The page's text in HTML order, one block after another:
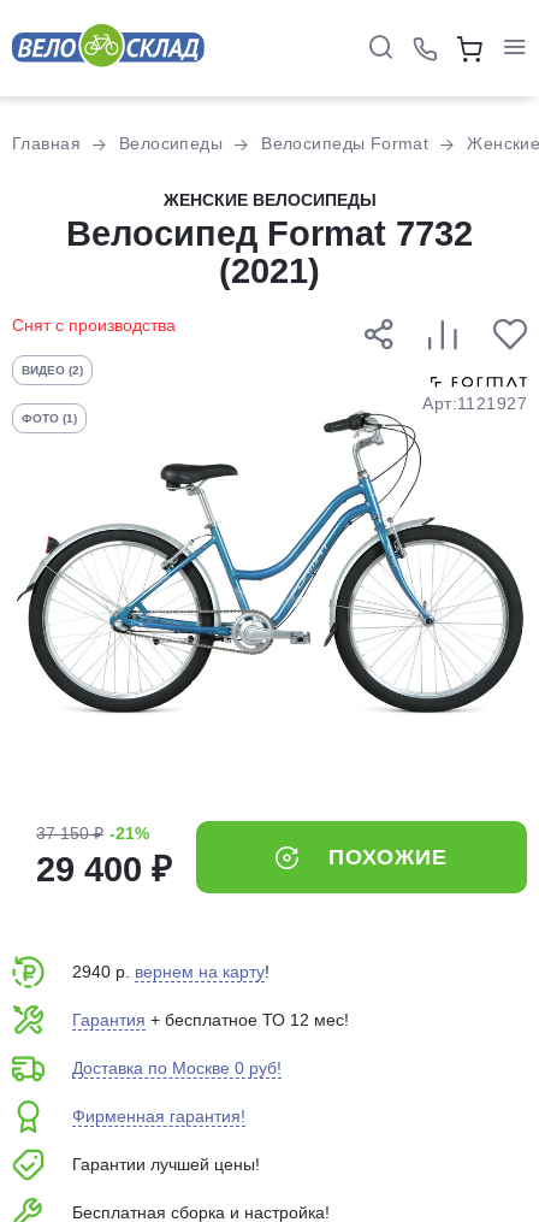
Главная Велосипеды Велосипеды Format
ЖЕНСКИЕ ВЕЛОСИПЕДЫ
Велосипед Format 7732
(2021)
Снят с производства
ВИДЕО (2)
ФОТО (1)
Арт:1121927
37 150 ₽ -21%
29 400 ₽ ПОХОЖИЕ
2940 р. вернем на карту!
Гарантия + бесплатное ТО 12 мес!
Доставка по Москве 0 руб!
Фирменная гарантия!
Гарантии лучшей цены!
Бесплатная сборка и настройка!
Разбейте
оплатуна части
без переплат
График платежей
Добавляйте товары
в корзину
Оплачивайте сегодня только
25% картой любого банка
выбранный способом
75% будут
Подробнее